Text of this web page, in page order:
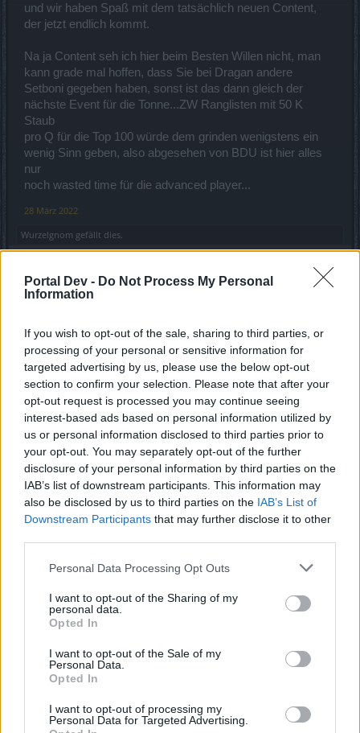
Portal Dev - Do Not Process My Personal
Information
If you wish to opt-out of the sale, sharing to third parties, or
processing of your personal or sensitive information for
targeted advertising by us, please use the below opt-out
section to confirm your selection. Please note that after your
opt-out request is processed you may continue seeing
interest-based ads based on personal information utilized by
us or personal information disclosed to third parties prior to
your opt-out. You may separately opt-out of the further
disclosure of your personal information by third parties on the
IAB’s list of downstream participants. This information may
also be disclosed by us to third parties on the IAB’s List of
Downstream Participants that may further disclose it to other
Personal Data Processing Opt Outs
I want to opt-out of the Sharing of my
personal data.
Opted In
I want to opt-out of the Sale of my
Personal Data.
Opted In
I want to opt-out of processing my
Personal Data for Targeted Advertising.
und wir haben Spaß mit dem tatsächlich neuen Content,
der jetzt endlich kommt.
Na ja Content seh ich hier beim Besten Willen nicht, man
kann grade mal hoffen, dass Sie bei Dragan andere
Setboni gegeben haben, sonst ist das dann gleich der
nächste Event für die Tonne...ZW Ranglisten mit 50 K
Staub
pro Q für die Top 100 würde dem grinden wenigstens ein
wenig Sinn geben, also abgesehen von BDU ist hier alles
nur
noch wasted time für die advanced player...
28 März 2022
Wurzelgnom gefällt dies.
maju01
Forenaufseher
Ich weiß zwar nicht ob es Hier richtig ist, aber die Daily-
Aufgaben gehören langsam abgeschafft.
Das zu Aufgaben Auswahl immer noch keine Lösung
seitens des Betreibers gefunden wurde,
ist leider nur das halbe Problem.
Die Belohnungen für einen LVL 100er sind inzwischen der
blanke Hohn und verspottet alle Spieler hier.
Das wird langsam zur Gewohnheit, eigentlich sollten
langsam alle Ihr Premium kündigen, Vorteile gibts keine
mehr.
brauch solchen mist gar nicht.
Macht die Belohnungen endlich wieder interessant und die
Auswahl der Aufgaben einfacher,
als sinnfrei an dernächsten CE zu basteln! Es gibt genug
offene Aufgaben.
12 Oktober 2022